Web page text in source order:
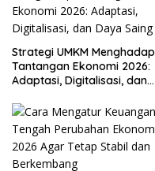
Strategi UMKM
Tantangan Ekonomi 2026:
Adaptasi, Digitalisasi, dan